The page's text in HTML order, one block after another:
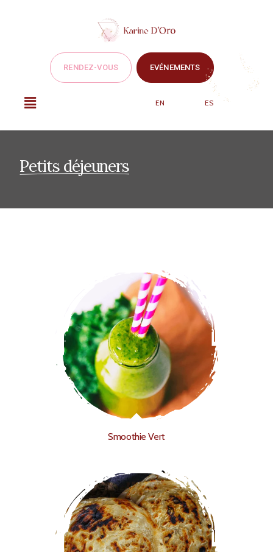
RENDEZ-VOUS EVÉNEMENTS
EN ES
Petits déjeuners
Smoothie Vert